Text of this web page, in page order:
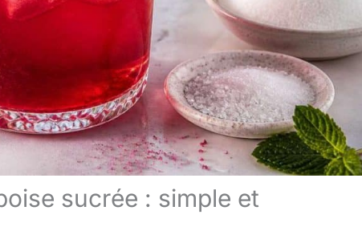
sucrée : simple et